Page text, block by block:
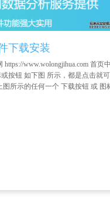
下载安装
www.wolongjihua.com 首页中
按钮 如下图 所示，都是点击就
图所示的任何一个 下载按钮 或 图